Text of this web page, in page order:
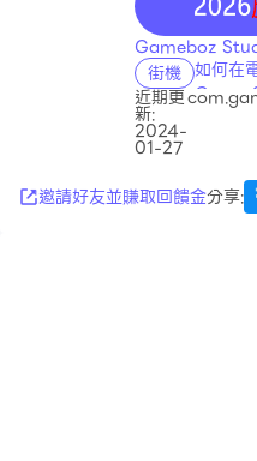
Gameboz
街機 如何在
Game
近期更
新:
2024-
01-27
邀請好友並賺取回饋金分享: